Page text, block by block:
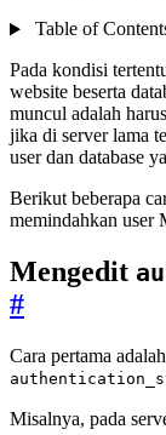
Table of
Pada kondisi
website beserta
muncul adalah
jika di server lama
user dan database
Berikut beberapa
memindahkan user
Mengedit
#
Cara pertama
Misalnya, pada